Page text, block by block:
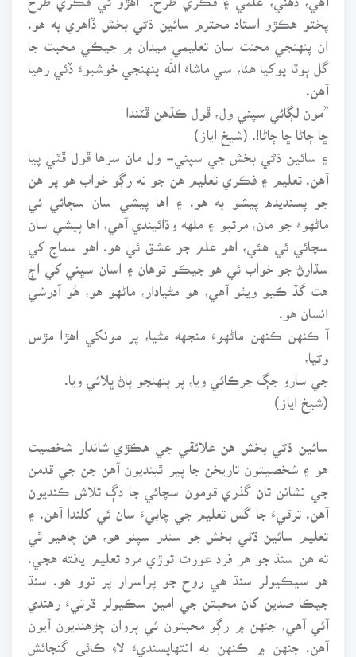
پختو هڪڙو استاد محترم سائين ڌڻي بخش ڏاهري به هو.
ان پنهنجي محنت سان تعليمي ميدان ۾ جيڪي محبت جا
گل ٻوٽا پوکيا هئا، سي ماشاءَ الله پنهنجي خوشبوءَ ڏئي رهيا
آهن.
”مون لڳائي سپني ول، ڦول ڪڏهن ڦٽندا
ڇا ڄاڻا ڇا ڄاڻا!. (شيخ اياز)
۽ سائين ڌڻي بخش جي سپني- ول مان سرها ڦول ڦٽي پيا
آهن. تعليم ۽ فڪري تعليم هن جو نه رڳو خواب هو پر هن
جو پسنديده پيشو به هو. ۽ اها پيشي سان سچائي ئي
ماڻهوءَ جو مان، مرتبو ۽ ملهه وڌائيندي آهي، اها پيشي سان
سچائي ئي هئي، اهو علم جو عشق ئي هو. اهو سماج کي
سڌارڻ جو خواب ئي هو جيڪو توهان ۽ اسان سڀني کي اڄ
هت گڏ ڪيو ويٺو آهي، هو مڻيادار، ماڻهو هو، هُو آدرشي
انسان هو.
آ ڪنهن ڪنهن ماڻهوءَ منجهه مڻيا، پر مونکي اهڙا مڙس
وڻيا،
جي سارو جڳ جرڪائي ويا، پر پنهنجو پاڻ ڀلائي ويا.
(شيخ اياز)
سائين ڌڻي بخش هن علائقي جي هڪڙي شاندار شخصيت
هو ۽ شخصيتون تاريخن جا پير ٿينديون آهن جن جي قدمن
جي نشانن تان گذري قومون سچائي جا دڳ تلاش ڪنديون
آهن. ترقيءَ جا گس تعليم جي چاٻيءَ سان ئي کلندا آهن. ۽
تعليم سائين ڌڻي بخش جو سندر سپنو هو، هن چاهيو ٿي
ته هن سنڌ جو هر فرد عورت توڙي مرد تعليم يافته هجي.
هو سيڪيولر سنڌ هي روح جو پراسرار پر توو هو. سنڌ
جيڪا صدين کان محبتن جي امين سڪيولر ڌرتيءَ رهندي
آئي آهي، جنهن ۾ رڳو محبتون ئي پروان چڙهنديون آيون
آهن. جنهن ۾ ڪنهن به انتهاپسنديءَ لاءِ ڪائي گنجائش